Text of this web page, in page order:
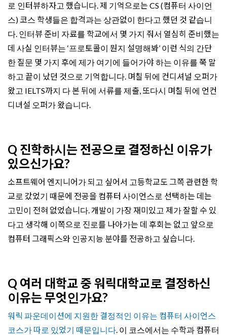
로 인터뷰하자고 했습니다. 제 기억으로는 CS (컴퓨터 사이언
스) 코스 학생들은 합격과는 상관없이 한다고 했던 것 같습니
다. 인터뷰 준비 자료를 학교에서 몇 가지 줘서 열심히 준비했는
데 사실 인터뷰는 ‘프로토콜이 뭔지 설명해봐’ 이런 식의 간단
한 질문 몇 가지 후에 제가 여기에 들어가야 하는 이유를 쭉 말
하고 끝이 났던 것으로 기억합니다. 며칠 뒤에 컨디셔널 오퍼가
왔고 IELTS까지 다 본 뒤에 서류를 제출, 또다시 며칠 뒤에 언컨
디녀설 오퍼가 왔습니다.
Q 진학하시는 전공으로 결정하신 이유가
있으신가요?
소프트웨어 엔지니어가 되고 싶어서 고등학교도 그쪽 관련한 학
교로 갔었기 때문에 전공을 컴퓨터 사이언스로 선택하는 데는
고민이 전혀 없었습니다.개발이 가장 재미있고 제가 잘할 수 있
다고 생각해 이쪽으로 진로를 나아가는 데 후회는 없고 앞으로
컴퓨터 그래픽스와 인공지능 분야를 전공하고 싶습니다.
Q 여러 대학교 중 워릭대학교로 결정하신
이유는 무엇인가요?
워릭 파운데이션에 지원한 결정적인 이유는 컴퓨터 사이언스
코스가 따로 있었기 때문입니다. 이 코스에서는 수학과 컴퓨터